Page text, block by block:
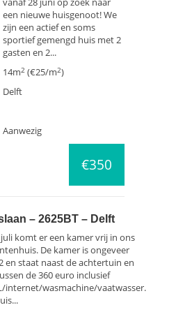
een nieuwe huisgenoot! We
zijn een actief en soms
sportief gemengd huis met 2
gasten en 2...
14m2 (€25/m2)
Delft
Aanwezig
€350
– 2625BT – Delft
juli komt er een kamer vrij in ons
De kamer is ongeveer
en staat naast de achtertuin en
de 360 euro inclusief
internet/wasmachine/vaatwasser.